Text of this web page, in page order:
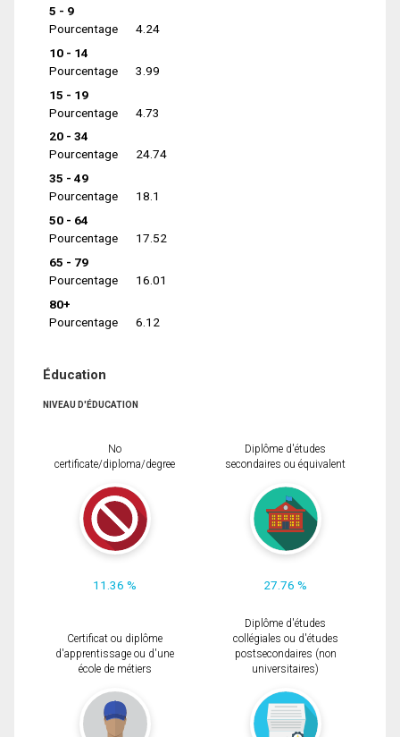
5 - 9
Pourcentage
4.24
10 - 14
Pourcentage
3.99
15 - 19
Pourcentage
4.73
20 - 34
Pourcentage
24.74
35 - 49
Pourcentage
18.1
50 - 64
Pourcentage
17.52
65 - 79
Pourcentage
16.01
80+
Pourcentage
6.12
Éducation
NIVEAU D'ÉDUCATION
No
certificate/diploma/degree
11.36 %
Diplôme d'études
secondaires ou équivalent
27.76 %
Certificat ou diplôme
d'apprentissage ou d'une
école de métiers
Diplôme d'études
collégiales ou d'études
postsecondaires (non
universitaires)